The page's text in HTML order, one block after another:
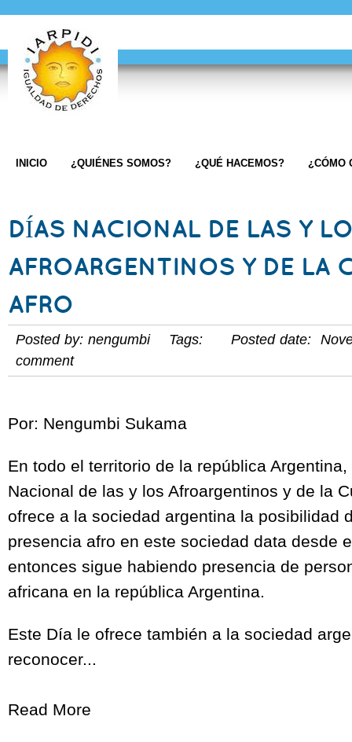
INICIO ¿QUIÉNES SOMOS? ¿QUÉ HACEMOS? ¿CÓMO
DÍAS NACIONAL DE LAS Y
AFROARGENTINOS Y DE LA
AFRO
Posted by: nengumbi Tags: Posted date:
comment
Por: Nengumbi Sukama
En todo el territorio de la república
Nacional de las y los Afroargentinos y de la
ofrece a la sociedad argentina la posibilidad
presencia afro en este sociedad data desde
entonces sigue habiendo presencia de
africana en la república Argentina.
Este Día le ofrece también a la sociedad
reconocer...
Read More